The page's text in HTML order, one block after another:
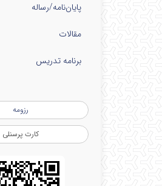
پایان‌نامه‌/رساله
مقالات
برنامه تدریس
رزومه
کارت پرسنلی